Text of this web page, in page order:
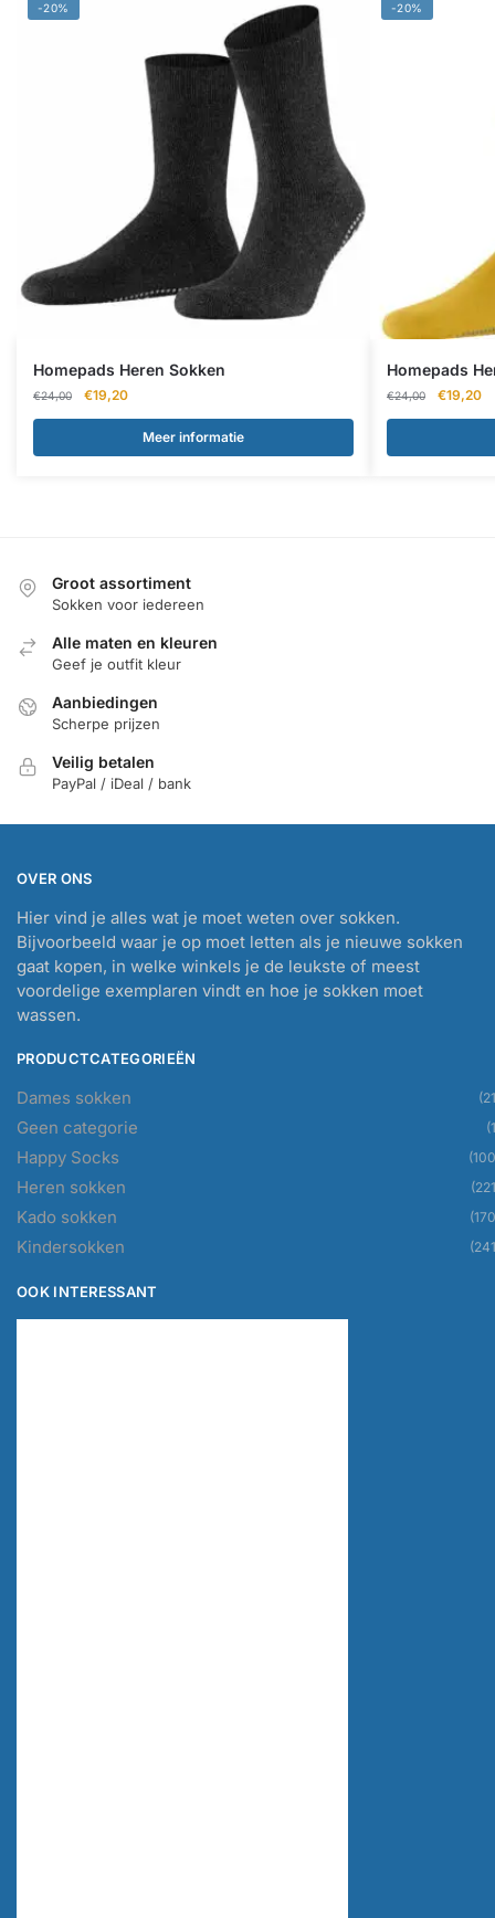
-20%
Homepads Heren Sokken
€24,00
Oorspronkelijke
prijs
€24,00.
€19,20Huidige
prijs
€19,20.
Meer informatie
-20%
Homepads
€24,00
prijs
€24,00.
€19,20
Groot assortiment
Sokken voor iedereen
Alle maten en kleuren
Geef je outfit kleur
Aanbiedingen
Scherpe prijzen
Veilig betalen
PayPal / iDeal / bank
OVER ONS
Hier vind je alles wat je moet weten over sokken.
Bijvoorbeeld waar je op moet letten als je nieuwe sokken
gaat kopen, in welke winkels je de leukste of meest
voordelige exemplaren vindt en hoe je sokken moet
wassen.
PRODUCTCATEGORIEËN
Dames sokken
Geen categorie
Happy Socks
Heren sokken
Kado sokken
Kindersokken
OOK INTERESSANT